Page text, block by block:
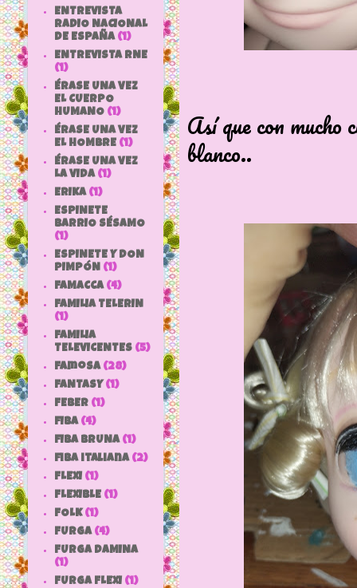
Así que con mucho
blanco..
ENTREVISTA
RADIO NACIONAL
DE ESPAÑA (1)
ENTREVISTA RNE
(1)
ÉRASE UNA VEZ
EL CUERPO
HUMANO (1)
ÉRASE UNA VEZ
EL HOMBRE (1)
ÉRASE UNA VEZ
LA VIDA (1)
ERIKA (1)
ESPINETE
BARRIO SÉSAMO
(1)
ESPINETE Y DON
PIMPÓN (1)
FAMACCA (4)
FAMILIA TELERIN
(1)
FAMILIA
TELEVICENTES (5)
Famosa (28)
FANTASY (1)
FEBER (1)
FIBA (4)
FIBA BRUNA (1)
fiba italiana (2)
FLEXI (1)
FLEXIBLE (1)
FOLK (1)
FURGA (4)
FURGA DAMINA
(1)
FURGA FLEXI (1)